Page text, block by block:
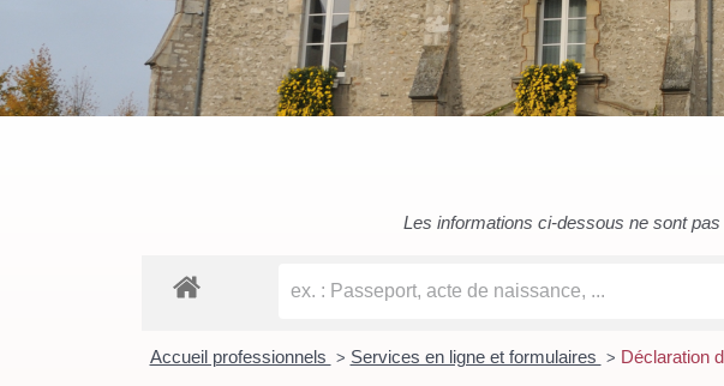
Les informations ci-dessous ne sont
Accueil professionnels > Services en ligne et formulaires > Déclaration